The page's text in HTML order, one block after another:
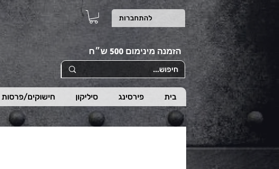
להתחברות
הזמנה מינימום 500 ש״ח
בית פירסינג סיליקון חישוקים/פרסות